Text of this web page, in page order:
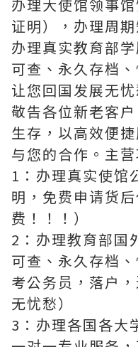
办理大使馆领事
证明），办理周期
办理真实教育部
可查、永久存档
让您回国发展无忧
敬告各位新老客
生存，以高效便
与您的合作。主营
1：办理真实使馆
明，免费申请货
费！！！）
2：办理教育部国
可查、永久存档
考公务员，落户
无忧愁）
3：办理各国各大